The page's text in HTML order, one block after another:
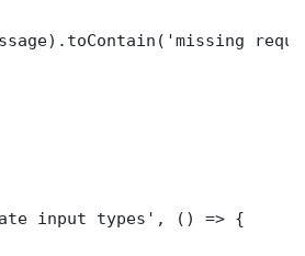
input types', () => {